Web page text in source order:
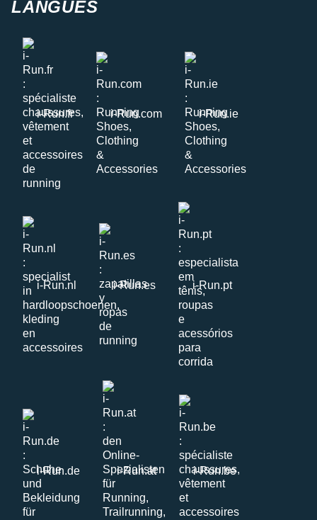
LANGUES
i-Run.fr i-Run.com i-Run.ie
i-Run.nl i-Run.es i-Run.pt
i-Run.de i-Run.at i-Run.be